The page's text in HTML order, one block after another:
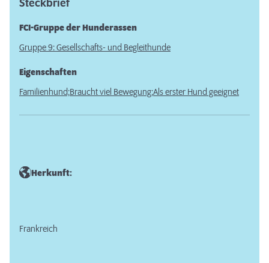
Steckbrief
FCI-Gruppe der Hunderassen
Gruppe 9: Gesellschafts- und Begleithunde
Eigenschaften
Familienhund;Braucht viel Bewegung;Als erster Hund geeignet
Herkunft:
Frankreich